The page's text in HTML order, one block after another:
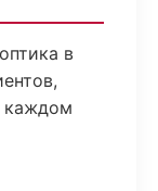
в
каждом